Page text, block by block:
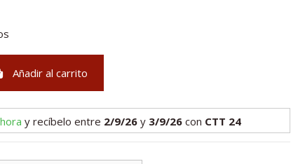
Añadir al carrito
y recíbeloentre 2/9/26 y 3/9/26 con CTT 24